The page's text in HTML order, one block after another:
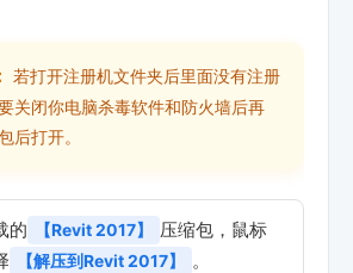
若打开注册机文件夹后里面没有注册
关闭你电脑杀毒软件和防火墙后再
后打开。
的 【Revit 2017】
压缩包，鼠标
【解压到Revit 2017】 。